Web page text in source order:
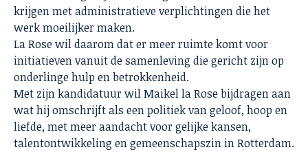
krijgen met administratieve verplichtingen die het
werk moeilijker maken.
La Rose wil daarom dat er meer ruimte komt voor
initiatieven vanuit de samenleving die gericht zijn op
onderlinge hulp en betrokkenheid.
Met zijn kandidatuur wil Maikel la Rose bijdragen aan
wat hij omschrijft als een politiek van geloof, hoop en
liefde, met meer aandacht voor gelijke kansen,
talentontwikkeling en gemeenschapszin in Rotterdam.